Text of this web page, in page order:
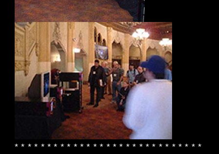
* * * * * * * * * * * * * * * * * * * * * * * * * * * * *